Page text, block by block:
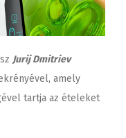
Jurij Dmitriev
amely
tartja az ételeket